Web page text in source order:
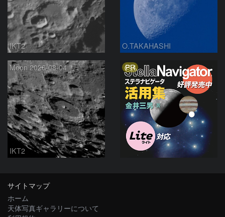
IKT2 O.TAKAHASHI
Moon 2026-08-04
IKT2
PR
サイトマップ
ホーム
天体写真ギャラリーについて